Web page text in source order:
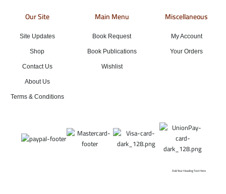
Our Site
Site Updates
Shop
Contact Us
About Us
Terms & Conditions
Main Menu
Book Request
Book Publications
Wishlist
Miscellaneous
My Account
Your Orders
Add Your Heading Text Here